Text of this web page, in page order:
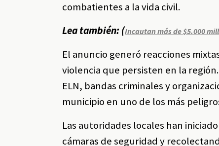
combatientes a la vida civil.
Lea también: (Incautan más de $5.000
El anuncio generó reacciones
violencia que persisten en la
ELN, bandas criminales y
municipio en uno de los más
Las autoridades locales han
cámaras de seguridad y